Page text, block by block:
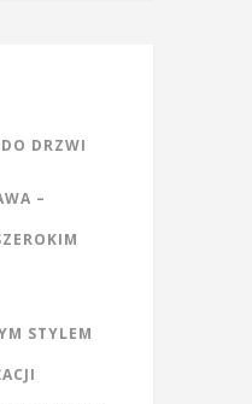
DRZWI
–
STYLEM